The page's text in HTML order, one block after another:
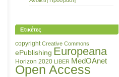
Ετικέτες
copyright Creative Commons
ePublishing Europeana
Horizon 2020 LIBER MedOAnet
Open Access